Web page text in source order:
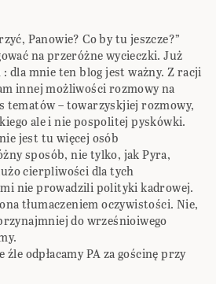
Panowie? Co by tu jeszcze?”
na przeróżne wycieczki. Już
: dla mnie ten blog jest ważny. Z racji
innej możliwości rozmowy na
tematów – towarzyskjiej rozmowy,
ale i nie pospolitej pyskówki.
jest tu więcej osób
sposób, nie tylko, jak Pyra,
cierpliwości dla tych
nie prowadzili polityki kadrowej.
tłumaczeniem oczywistości. Nie,
do wrześnioiwego
źle odpłacamy PA za gościnę przy